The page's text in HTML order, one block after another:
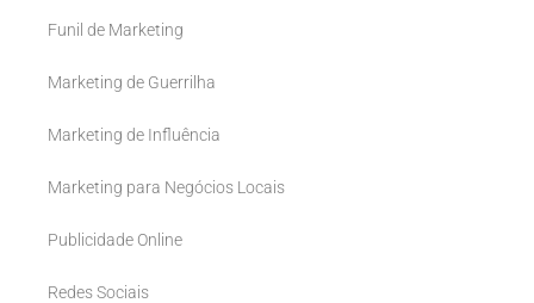
Funil de Marketing
Marketing de Guerrilha
Marketing de Influência
Marketing para Negócios Locais
Publicidade Online
Redes Sociais